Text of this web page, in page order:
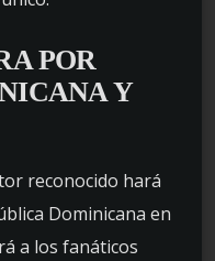
POR
Y
reconocido hará
Dominicana en
a los fanáticos